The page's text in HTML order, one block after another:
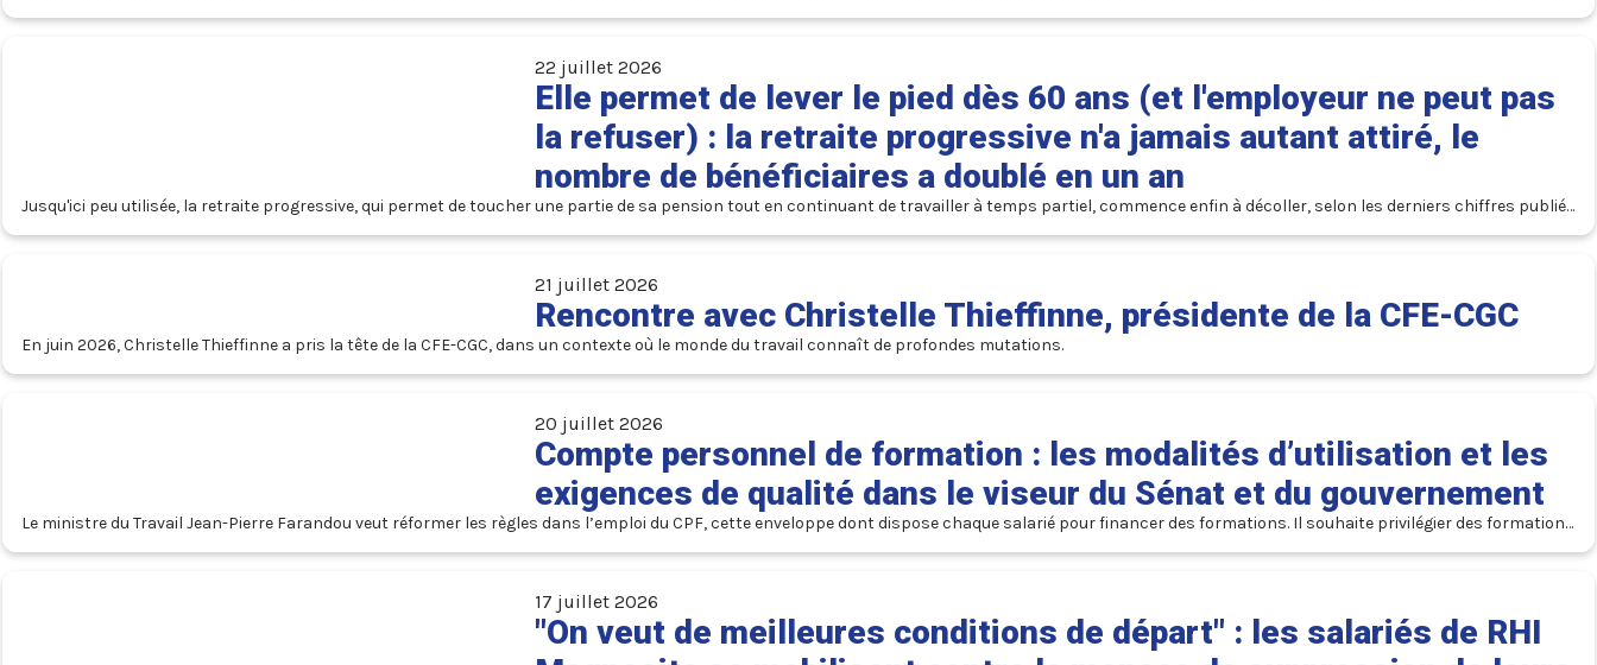
22 juillet 2026
Elle permet de lever le pied dès 60 ans (et l'employeur ne peut pas
la refuser) : la retraite progressive n'a jamais autant attiré, le
nombre de bénéficiaires a doublé en un an
Jusqu'ici peu utilisée, la retraite progressive, qui permet de toucher une partie de sa pension tout en continuant de travailler à temps partiel, commence enfin à décoller, selon les derniers chiffres publiés
21 juillet 2026
Rencontre avec Christelle Thieffinne, présidente de la CFE-CGC
En juin 2026, Christelle Thieffinne a pris la tête de la CFE-CGC, dans un contexte où le monde du travail connaît de profondes mutations.
20 juillet 2026
Compte personnel de formation : les modalités d’utilisation et les
exigences de qualité dans le viseur du Sénat et du gouvernement
Le ministre du Travail Jean-Pierre Farandou veut réformer les règles dans l’emploi du CPF, cette enveloppe dont dispose chaque salarié pour financer des formations. Il souhaite privilégier des formations
17 juillet 2026
"On veut de meilleures conditions de départ" : les salariés de RHI